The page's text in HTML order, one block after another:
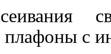
плафоны с